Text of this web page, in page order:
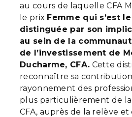
au cours de laquelle CFA
le prix Femme qui s’est
distinguée par son
au sein de la
de l’investissement de
Ducharme, CFA. Cette
reconnaître sa
rayonnement des
plus particulièrement de
CFA, auprès de la relève